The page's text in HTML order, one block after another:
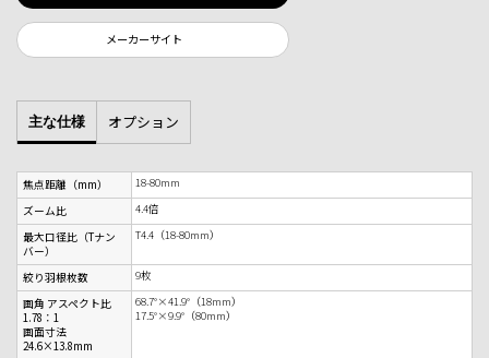
メーカーサイト
主な仕様 オプション
焦点距離（mm）
18-80mm
ズーム比
4.4倍
最大口径比（Tナン
バー）
T4.4（18-80mm）
絞り羽根枚数
9枚
画角 アスペクト比
1.78：1
画面寸法
24.6×13.8mm
68.7°×41.9°（18mm）
17.5°×9.9°（80mm）